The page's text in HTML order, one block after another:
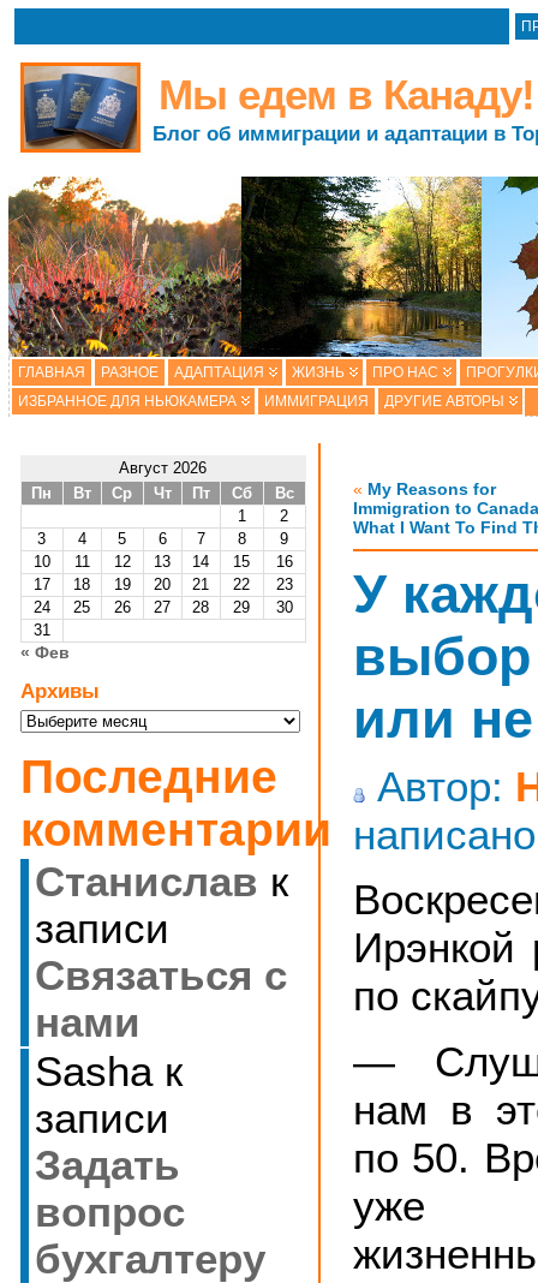
Мы едем в Канаду!
Блог об иммиграции и адаптации в
ГЛАВНАЯ РАЗНОЕ АДАПТАЦИЯ ЖИЗНЬ ПРО НАС
ИЗБРАННОЕ ДЛЯ НЬЮКАМЕРА
ИММИГРАЦИЯ ДРУГИЕ АВТОРЫ
Август 2026
Пн
Вт Ср Чт Пт Сб
Вс
1
2
3
4 5 6 7 8
9
10
11 12 13 14 15
16
17
18 19 20 21 22
23
24
25 26 27 28 29
30
31
« Фев
Архивы
Архивы
Последние
комментарии
Станислав к
записи
Cвязаться с
нами
Sashaк
записи
Задать
вопрос
бухгалтеру
« My Reasons for
Immigration to
What I Want To Find
У
или
Автор:
Ирэнкой
по
—
нам в
по 50.
уже